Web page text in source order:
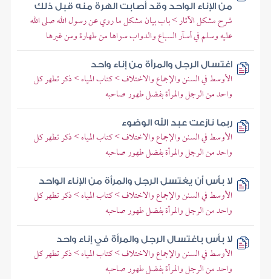
من الإناء الواحد وقد أصابت الهرة منه قبل ذلك
شرح مشكل الآثار > باب بيان مشكل ما روي عن رسول الله صلى الله
عليه وسلم في أسآر السباع والدواب سواها من طهارة ومن غيرها
اغتسال الرجل والمرأة من إناء واحد
الأوسط في السنن والإجماع والاختلاف > كتاب المياه > ذكر تطهر كل
واحد من الرجل والمرأة بفضل طهور صاحبه
ربما نازعت عبد الله الوضوء
الأوسط في السنن والإجماع والاختلاف > كتاب المياه > ذكر تطهر كل
واحد من الرجل والمرأة بفضل طهور صاحبه
لا بأس أن يغتسل الرجل والمرأة من الإناء الواحد
الأوسط في السنن والإجماع والاختلاف > كتاب المياه > ذكر تطهر كل
واحد من الرجل والمرأة بفضل طهور صاحبه
لا بأس باغتسال الرجل والمرأة في إناء واحد
الأوسط في السنن والإجماع والاختلاف > كتاب المياه > ذكر تطهر كل
واحد من الرجل والمرأة بفضل طهور صاحبه